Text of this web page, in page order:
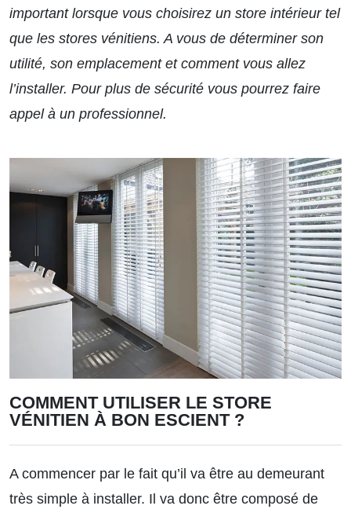
important lorsque vous choisirez un store intérieur tel
que les stores vénitiens. A vous de déterminer son
utilité, son emplacement et comment vous allez
l’installer. Pour plus de sécurité vous pourrez faire
appel à un professionnel.
COMMENT UTILISER LE STORE
VÉNITIEN À BON ESCIENT ?
A commencer par le fait qu’il va être au demeurant
très simple à installer. Il va donc être composé de